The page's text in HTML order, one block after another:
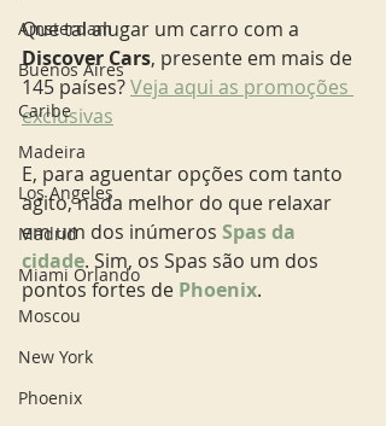
Amsterdam
Buenos Aires
Caribe
Madeira
Los Angeles
Madrid
Miami Orlando
Moscou
New York
Phoenix
Que tal alugar um carro com a
Discover Cars, presente em mais de
145 países? Veja aqui as promoções
exclusivas
E, para aguentar opções com tanto
agito, nada melhor do que relaxar
em um dos inúmeros Spas da
cidade. Sim, os Spas são um dos
pontos fortes de Phoenix.